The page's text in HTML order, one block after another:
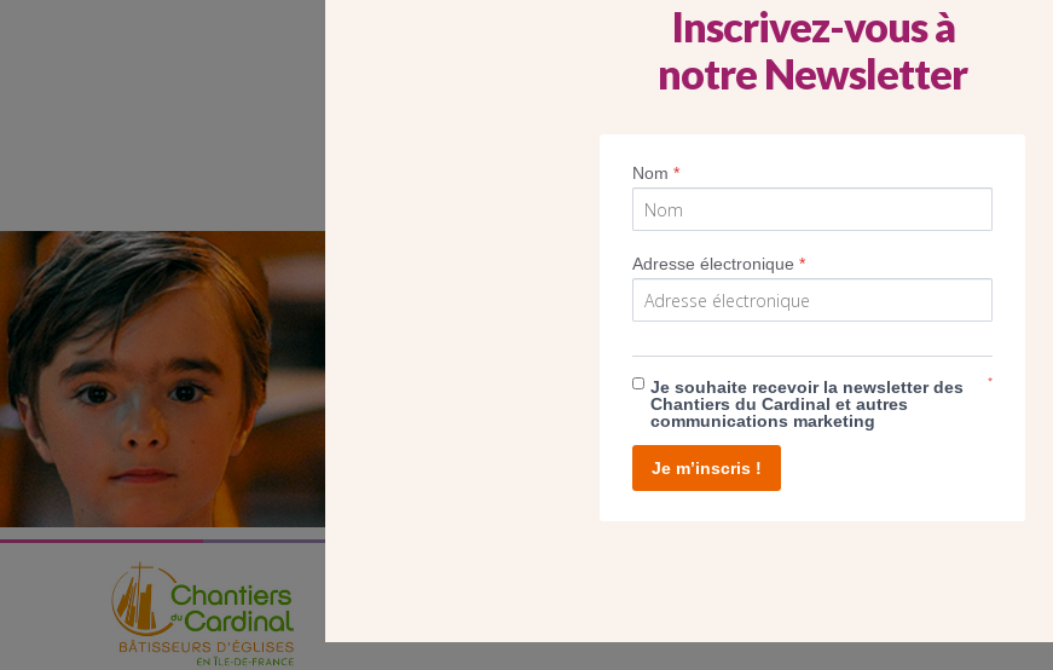
SEUL VOTRE DON
NOUS PERMET D’AGIR
facebooktwitter youtubelinkedininstagramPinterest
Inscrivez-vous à
notre Newsletter
Nom*
Adresse électronique*
Je souhaite recevoir la newsletter des
Chantiers du Cardinal et autres
communications marketing
*
Je m’inscris !